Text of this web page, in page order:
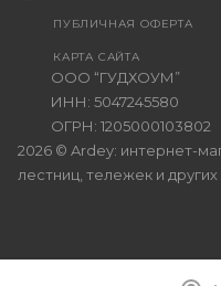
2026 © Ardey: интернет-
лестниц, тележек и
ООО “ГУДХОУМ”
ИНН: 5047245580
ОГРН: 1205000103802
ПУБЛИЧНАЯ ОФЕРТА
КАРТА САЙТА